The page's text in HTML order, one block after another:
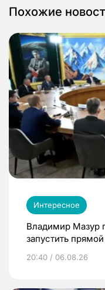
Похожие
Интересное
Владимир Мазур
запустить
20:40 / 06.08.26